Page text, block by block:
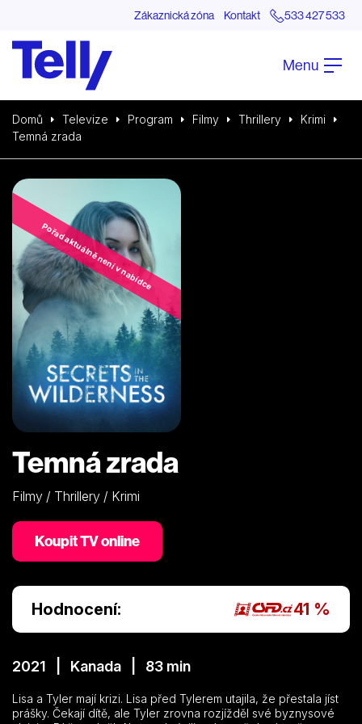
Zákaznická zóna Kontakt 533 427 533
Menu
Domů Televize Program Filmy Thrillery
Krimi
Temná zrada
Pořad aktuálně není v nabídce
Temná zrada
Filmy / Thrillery / Krimi
Koupit TV online
Hodnocení: 41 %
2021 | Kanada | 83 min
Lisa a Tyler mají krizi. Lisa před Tylerem utajila, že přestala jíst
prášky. Čekají dítě, ale Tyler zrovna rozjížděl své byznysové